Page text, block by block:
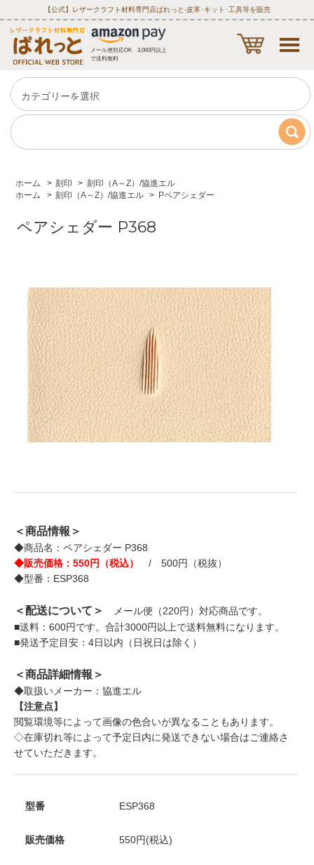
【公式】レザークラフト材料専門店ぱれっと‐皮革･キット･工具等を販売
メール便対応OK 3,000円以上
で送料無料
ホーム > 刻印 > 刻印（A～Z）/協進エル
ホーム
> 刻印（A～Z）/協進エル > Pペアシェダー
ペアシェダー P368
＜商品情報＞
◆商品名：ペアシェダー P368
◆販売価格：550円（税込）
/ 500円（税抜）
◆型番：ESP368
＜配送について＞
メール便（220円）対応商品です。
■送料：600円です。合計3000円以上で送料無料になります。
■発送予定目安：4日以内（日祝日は除く）
＜商品詳細情報＞
◆取扱いメーカー：協進エル
【注意点】
閲覧環境等によって画像の色合いが異なることもあります。
◇在庫切れ等によって予定日内に発送できない場合はご連絡さ
せていただきます。
型番 ESP368
販売価格 550円(税込)